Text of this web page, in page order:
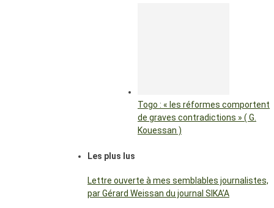
Togo : « les réformes comportent
de graves contradictions » ( G.
Kouessan )
Les plus lus
Lettre ouverte à mes semblables journalistes,
par Gérard Weissan du journal SIKA’A